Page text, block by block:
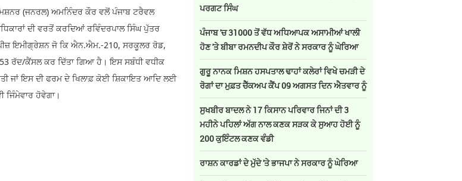
(ਜਨਰਲ) ਅਮਨਿੰਦਰ ਕੌਰ ਵਲੋਂ ਪੰਜਾਬ ਟਰੈਵਲ
ਦੀ ਵਰਤੋਂ ਕਰਦਿਆਂ ਰਵਿੰਦਰਪਾਲ ਸਿੰਘ ਪੁੱਤਰ
ਇਮੀਗ੍ਰੇਸ਼ਨ ਜੋ ਕਿ ਐਨ.ਐਮ.-210, ਸਰਕੂਲਰ ਰੋਡ,
ਰੱਦ/ਕੈਂਸਲ ਕਰ ਦਿੱਤਾ ਗਿਆ ਹੈ। ਇਸ ਸਬੰਧੀ ਵਧੀਕ
ਜਾਂ ਇਸ ਦੀ ਫਰਮ ਦੇ ਖਿਲਾਫ਼ ਕੋਈ ਸ਼ਿਕਾਇਤ ਆਦਿ ਲਈ
ਹੋਵੇਗਾ।
ਪਰਗਟ ਸਿੰਘ
ਪੰਜਾਬ 'ਚ 31000 ਤੋਂ ਵੱਧ ਅਧਿਆਪਕ ਅਸਾਮੀਆਂ ਖਾਲੀ
ਹੋਣ 'ਤੇ ਬੀਬਾ ਰਮਨਦੀਪ ਕੌਰ ਸ਼ੇਰੋਂ ਨੇ ਸਰਕਾਰ ਨੂੰ ਘੇਰਿਆ
ਗੁਰੂ ਨਾਨਕ ਮਿਸ਼ਨ ਹਸਪਤਾਲ ਢਾਹਾਂ ਕਲੇਰਾਂ ਵਿਖੇ ਚਮੜੀ ਦੇ
ਰੋਗਾਂ ਦਾ ਮੁਫ਼ਤ ਚੈੱਕਅਪ ਕੈਂਪ 09 ਅਗਸਤ ਦਿਨ ਐਤਵਾਰ ਨੂੰ
ਸੁਖਬੀਰ ਬਾਦਲ ਨੇ 17 ਕਿਸਾਨ ਪਰਿਵਾਰ ਜਿਨਾਂ ਦੀ 3
ਮਹੀਨੇ ਪਹਿਲਾਂ ਅੱਗ ਨਾਲ ਕਣਕ ਸੜਕ ਕੇ ਸੁਆਹ ਹੋਈ ਨੂੰ
200 ਕੁਇੰਟਲ ਕਣਕ ਵੰਡੀ
ਰਾਸ਼ਨ ਕਾਰਡਾਂ ਦੇ ਮੁੱਦੇ 'ਤੇ ਭਾਜਪਾ ਨੇ ਸਰਕਾਰ ਨੂੰ ਘੇਰਿਆ